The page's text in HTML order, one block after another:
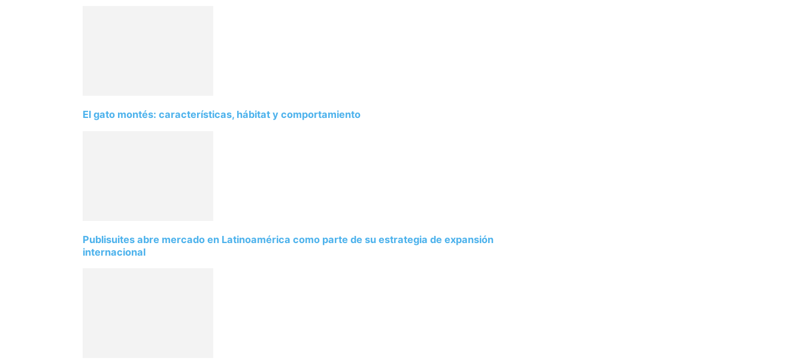
El gato montés: características, hábitat y comportamiento
Publisuites abre mercado en Latinoamérica como parte de su estrategia de expansión
internacional